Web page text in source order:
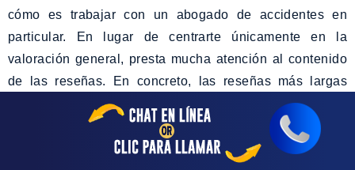
cómo es trabajar con un abogado de accidentes en
particular. En lugar de centrarte únicamente en la
valoración general, presta mucha atención al contenido
de las reseñas. En concreto, las reseñas más largas
pueden darte una idea más clara del enfoque y las
habilidades del abogado.
Puedes encontrar reseñas en Google o en la página web